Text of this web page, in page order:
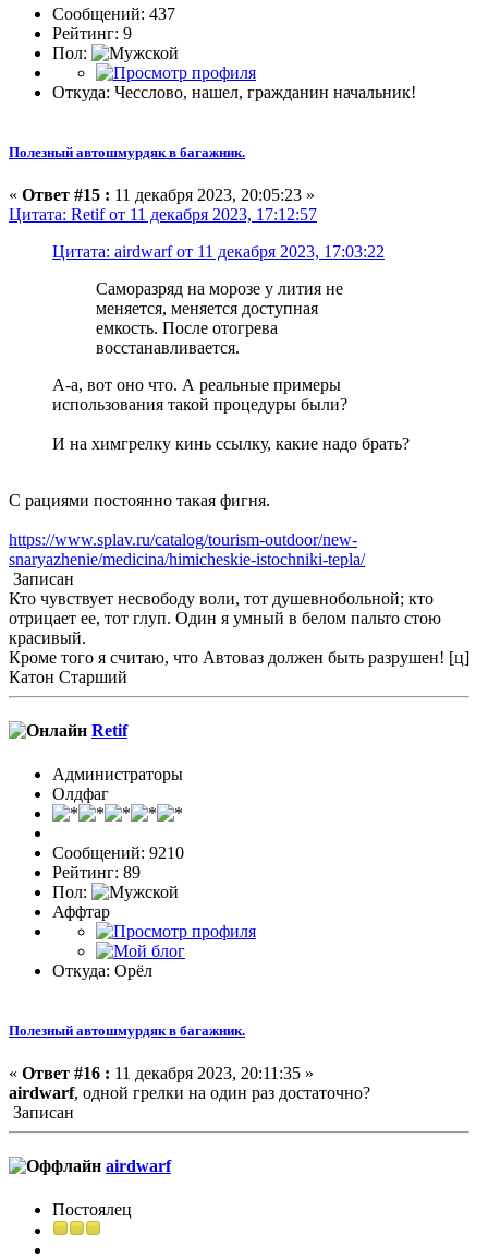
Сообщений: 437
Рейтинг: 9
Пол:
Откуда: Чесслово, нашел, гражданин начальник!
Полезный автошмурдяк в багажник.
« Ответ #15 : 11 декабря 2023, 20:05:23 »
Цитата: Retif от 11 декабря 2023, 17:12:57
Цитата: airdwarf от 11 декабря 2023, 17:03:22
Саморазряд на морозе у лития не
меняется, меняется доступная
емкость. После отогрева
восстанавливается.
А-а, вот оно что. А реальные примеры
использования такой процедуры были?
И на химгрелку кинь ссылку, какие надо брать?
С рациями постоянно такая фигня.
https://www.splav.ru/catalog/tourism-outdoor/new-
snaryazhenie/medicina/himicheskie-istochniki-tepla/
Записан
Кто чувствует несвободу воли, тот душевнобольной; кто
отрицает ее, тот глуп. Один я умный в белом пальто стою
красивый.
Кроме того я считаю, что Автоваз должен быть разрушен! [ц]
Катон Старший
Retif
Администраторы
Олдфаг
Сообщений: 9210
Рейтинг: 89
Пол:
Аффтар
Откуда: Орёл
Полезный автошмурдяк в багажник.
« Ответ #16 : 11 декабря 2023, 20:11:35 »
airdwarf, одной грелки на один раз достаточно?
Записан
airdwarf
Постоялец